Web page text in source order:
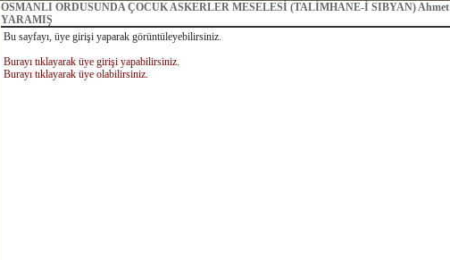
OSMANLI ORDUSUNDA ÇOCUK ASKERLER MESELESİ (TALİMHANE-İ SIBYAN) Ahmet
YARAMIŞ
Bu sayfayı, üye girişi yaparak görüntüleyebilirsiniz.
Burayı tıklayarak üye girişi yapabilirsiniz.
Burayı tıklayarak üye olabilirsiniz.